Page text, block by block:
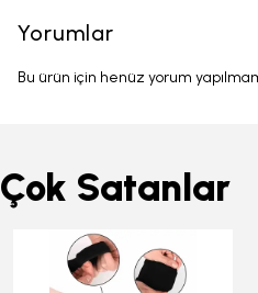
Yorumlar
Bu ürün için henüz yorum
Çok Satanlar